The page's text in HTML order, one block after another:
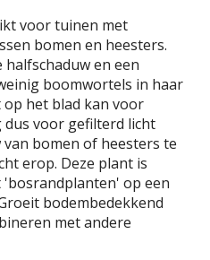
voor tuinen met
bomen en heesters.
en een
boomwortels in haar
het blad kan voor
voor gefilterd licht
bomen of heesters te
erop. Deze plant is
op een
bodembedekkend
met andere